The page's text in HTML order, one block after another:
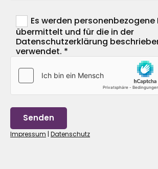
Es werden personenbezogene
übermittelt und für die in der
Datenschutzerklärung
verwendet. *
Impressum | Datenschutz